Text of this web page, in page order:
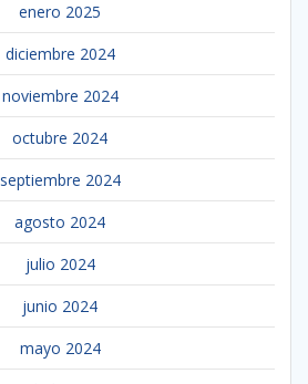
enero 2025
diciembre 2024
noviembre 2024
octubre 2024
septiembre 2024
agosto 2024
julio 2024
junio 2024
mayo 2024